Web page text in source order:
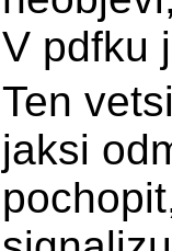
V pdfku
Ten
jaksi